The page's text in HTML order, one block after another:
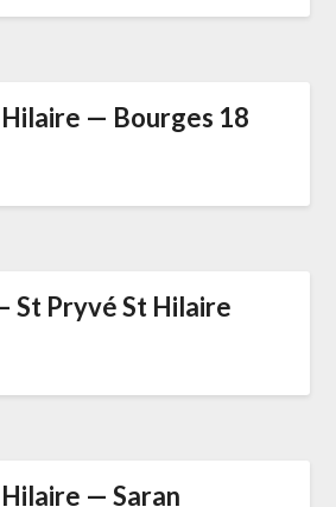
— Bourges 18
St Pryvé St Hilaire
— Saran